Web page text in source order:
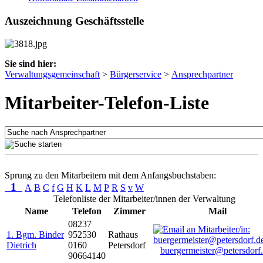
Auszeichnung Geschäftsstelle
Sie sind hier:
Verwaltungsgemeinschaft > Bürgerservice > Ansprechpartner
Mitarbeiter-Telefon-Liste
Sprung zu den Mitarbeitern mit dem Anfangsbuchstaben:
1 A B C f G H K L M P R S v W
Telefonliste der Mitarbeiter/innen der Verwaltung
Name
Telefon Zimmer Mail
1. Bgm. Binder
Dietrich
08237
952530
0160
90664140
Rathaus
Petersdorf